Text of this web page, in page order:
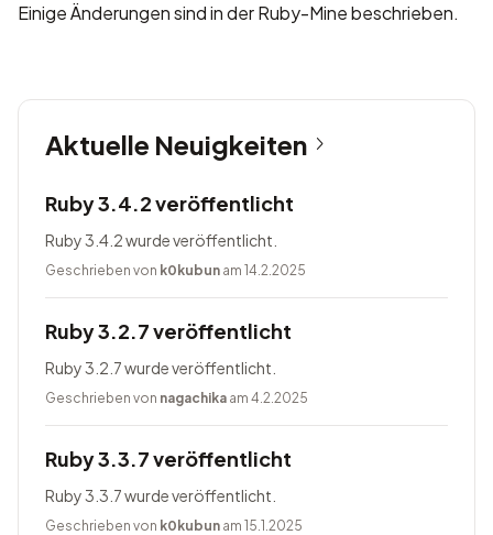
Einige Änderungen sind in derRuby-Minebeschrieben.
Aktuelle Neuigkeiten
Ruby 3.4.2 veröffentlicht
Ruby 3.4.2 wurde veröffentlicht.
Geschrieben von k0kubun am 14.2.2025
Ruby 3.2.7 veröffentlicht
Ruby 3.2.7 wurde veröffentlicht.
Geschrieben von nagachika am 4.2.2025
Ruby 3.3.7 veröffentlicht
Ruby 3.3.7 wurde veröffentlicht.
Geschrieben von k0kubun am 15.1.2025